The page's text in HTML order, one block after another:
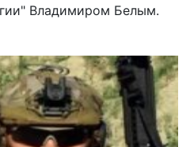
Владимиром Белым.